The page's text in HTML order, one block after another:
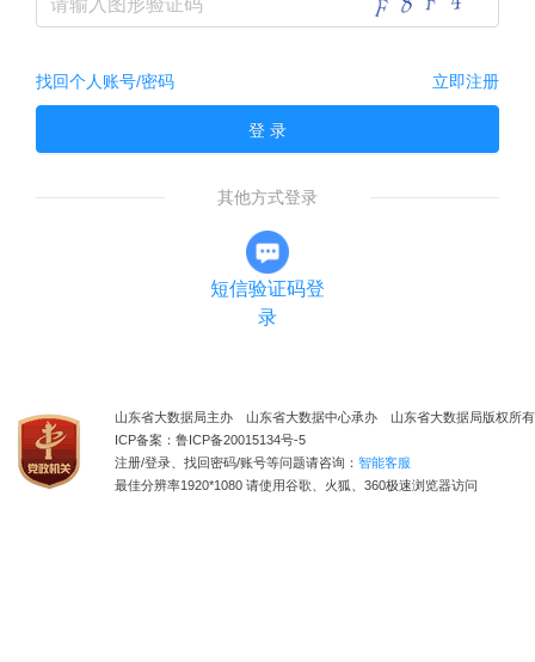
找回个人账号/密码 立即注册
登 录
其他方式登录
短信验证码登
录
山东省大数据局主办 山东省大数据中心承办 山东省大数据局版权所有
ICP备案：鲁ICP备20015134号-5
注册/登录、找回密码/账号等问题请咨询： 智能客服
最佳分辨率1920*1080 请使用谷歌、火狐、360极速浏览器访问